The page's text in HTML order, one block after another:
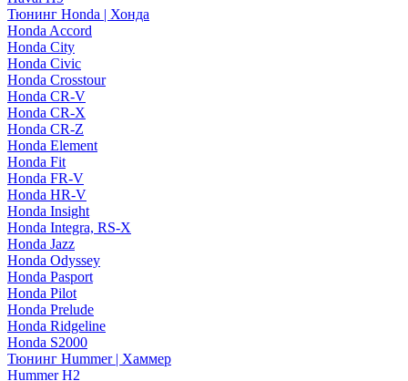
Тюнинг Honda | Хонда
Honda Accord
Honda City
Honda Civic
Honda Crosstour
Honda CR-V
Honda CR-X
Honda CR-Z
Honda Element
Honda Fit
Honda FR-V
Honda HR-V
Honda Insight
Honda Integra, RS-X
Honda Jazz
Honda Odyssey
Honda Pasport
Honda Pilot
Honda Prelude
Honda Ridgeline
Honda S2000
Тюнинг Hummer | Хаммер
Hummer H2